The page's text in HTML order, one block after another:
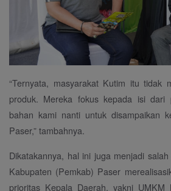
“Ternyata, masyarakat Kutim itu tidak
produk. Mereka fokus kepada isi
bahan kami nanti untuk disampaikan
Paser,” tambahnya.
Dikatakannya, hal ini juga menjadi
Kabupaten (Pemkab) Paser
prioritas Kepala Daerah, yakni UMKM